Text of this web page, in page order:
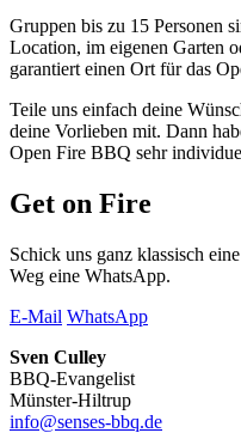
Gruppen bis zu 15 Personen
Location, im eigenen Garten
garantiert einen Ort für das
Teile uns einfach deine
deine Vorlieben mit. Dann
Open Fire BBQ sehr
Get on Fire
Schick uns ganz klassisch
Weg eine WhatsApp.
E-Mail WhatsApp
Sven Culley
BBQ-Evangelist
Münster-Hiltrup
info@senses-bbq.de